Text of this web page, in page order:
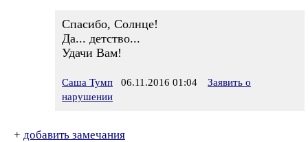
Спасибо, Солнце!
Да... детство...
Удачи Вам!
Саша Тумп 06.11.2016 01:04
Заявить о
нарушении
+ добавить замечания